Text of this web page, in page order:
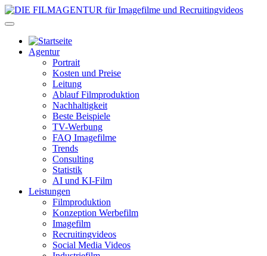
Agentur
Portrait
Kosten und Preise
Leitung
Ablauf Filmproduktion
Nachhaltigkeit
Beste Beispiele
TV-Werbung
FAQ Imagefilme
Trends
Consulting
Statistik
AI und KI-Film
Leistungen
Filmproduktion
Konzeption Werbefilm
Imagefilm
Recruitingvideos
Social Media Videos